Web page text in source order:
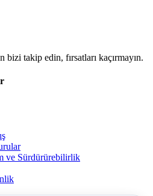
bizi takip edin, fırsatları kaçırmayın.
ve Sürdürürebilirlik